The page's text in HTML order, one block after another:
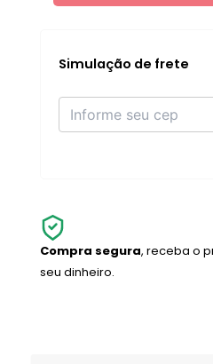
Talk
Simulação de frete
Compra segura, receba o
seu dinheiro.